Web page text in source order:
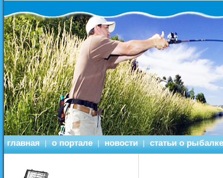
главная | о портале | новости | статьи о рыбалке